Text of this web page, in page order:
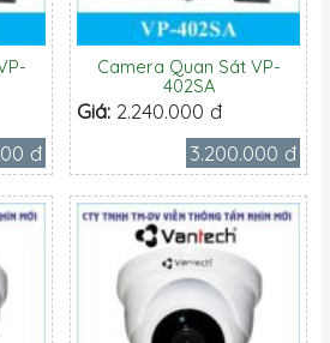
đ
Camera Quan Sát VP-
402SA
Giá: 2.240.000 đ
3.200.000 đ